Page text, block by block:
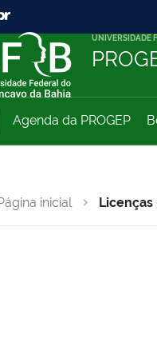
UNIVERSIDADE
Agenda da PROGEP
inicial Licenças